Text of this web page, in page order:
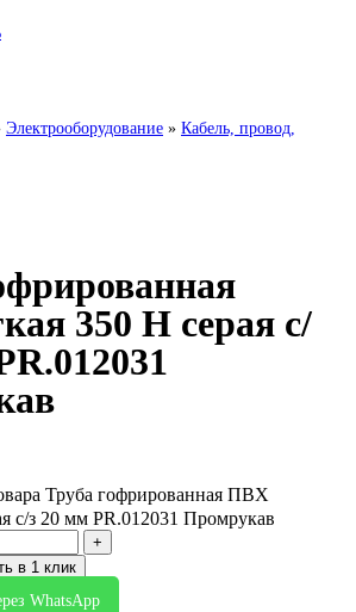
Электрооборудование » Кабель, провод,
350 Н серая с/
Труба гофрированная ПВХ
с/з 20 мм PR.012031 Промрукав
в 1 клик
WhatsApp